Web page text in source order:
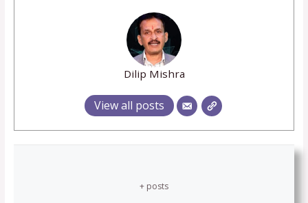
Dilip Mishra
View all posts
+ posts